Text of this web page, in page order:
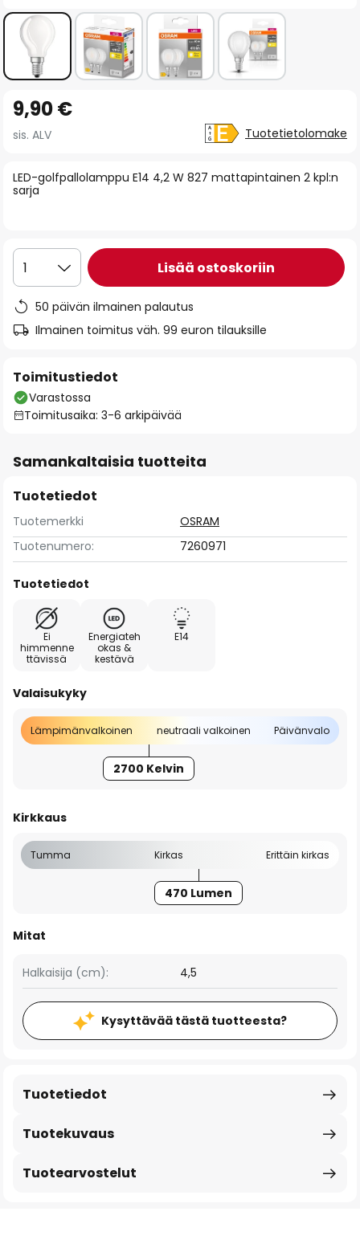
to
the
of
the
LED-golfpallolamppu E14 4,2 W 827 mattapintainen 2 kpl:n
sarja
9,90 €
sis. ALV Tuotetietolomake
1 Lisää ostoskoriin
50 päivän ilmainen palautus
Ilmainen toimitus väh. 99 euron tilauksille
Toimitustiedot
Varastossa
Toimitusaika: 3-6 arkipäivää
Samankaltaisia tuotteita
Tuotetiedot
Tuotemerkki
OSRAM
Tuotenumero:
7260971
Tuotetiedot
Ei
himmenne
ttävissä
Energiateh
okas &
kestävä
E14
Valaisukyky
Lämpimänvalkoinen neutraali valkoinen Päivänvalo
2700 Kelvin
Kirkkaus
Tumma Kirkas Erittäin kirkas
470 Lumen
Mitat
Halkaisija (cm): 4,5
Kysyttävää tästä tuotteesta?
Tuotekuvaus
Tuotetiedot
Tuotearvostelut